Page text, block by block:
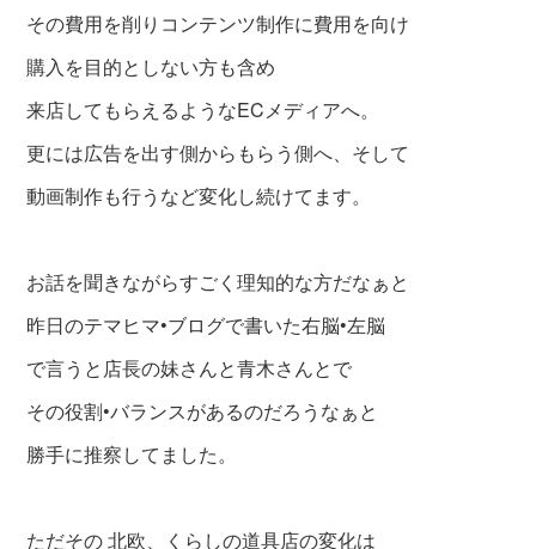
その費用を削りコンテンツ制作に費用を向け
購入を目的としない方も含め
来店してもらえるようなECメディアへ。
更には広告を出す側からもらう側へ、そして
動画制作も行うなど変化し続けてます。
お話を聞きながらすごく理知的な方だなぁと
昨日のテマヒマ•ブログで書いた右脳•左脳
で言うと店長の妹さんと青木さんとで
その役割•バランスがあるのだろうなぁと
勝手に推察してました。
ただその 北欧、くらしの道具店の変化は